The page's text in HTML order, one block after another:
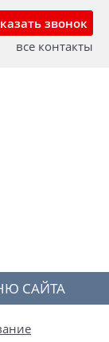
звонок
все контакты
САЙТА